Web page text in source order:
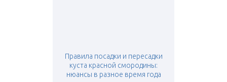
Правила посадки и пересадки
куста красной смородины:
нюансы в разное время года